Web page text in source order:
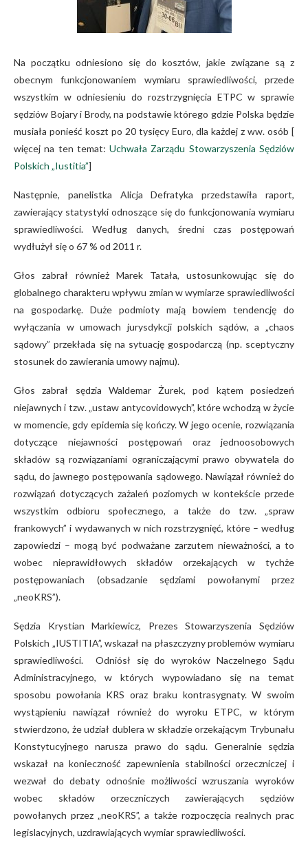
Na początku odniesiono się do kosztów, jakie związane są z
obecnym funkcjonowaniem wymiaru sprawiedliwości, przede
wszystkim w odniesieniu do rozstrzygnięcia ETPC w sprawie
sędziów Bojary i Brody, na podstawie którego gdzie Polska będzie
musiała ponieść koszt po 20 tysięcy Euro, dla każdej z ww. osób [
więcej na ten temat:Uchwała Zarządu Stowarzyszenia Sędziów
Polskich „Iustitia”]
Następnie, panelistka Alicja Defratyka przedstawiła raport,
zawierający statystyki odnoszące się do funkcjonowania wymiaru
sprawiedliwości. Według danych, średni czas postępowań
wydłużył się o 67 % od 2011 r.
Głos zabrał również Marek Tatała, ustosunkowując się do
globalnego charakteru wpływu zmian w wymiarze sprawiedliwości
na gospodarkę. Duże podmioty mają bowiem tendencję do
wyłączania w umowach jurysdykcji polskich sądów, a „chaos
sądowy” przekłada się na sytuację gospodarczą (np. sceptyczny
stosunek do zawierania umowy najmu).
Głos zabrał sędzia Waldemar Żurek, pod kątem posiedzeń
niejawnych i tzw. „ustaw antycovidowych”, które wchodzą w życie
w momencie, gdy epidemia się kończy. W jego ocenie, rozwiązania
dotyczące niejawności postępowań oraz jednoosobowych
składów są rozwiązaniami ograniczającymi prawo obywatela do
sądu, do jawnego postępowania sądowego. Nawiązał również do
rozwiązań dotyczących zażaleń poziomych w kontekście przede
wszystkim odbioru społecznego, a także do tzw. „spraw
frankowych” i wydawanych w nich rozstrzygnięć, które – według
zapowiedzi – mogą być podważane zarzutem nieważności, a to
wobec nieprawidłowych składów orzekających w tychże
postępowaniach (obsadzanie sędziami powołanymi przez
„neoKRS”).
Sędzia Krystian Markiewicz, Prezes Stowarzyszenia Sędziów
Polskich „IUSTITIA”, wskazał na płaszczyzny problemów wymiaru
sprawiedliwości. Odniósł się do wyroków Naczelnego Sądu
Administracyjnego, w których wypowiadano się na temat
sposobu powołania KRS oraz braku kontrasygnaty. W swoim
wystąpieniu nawiązał również do wyroku ETPC, w którym
stwierdzono, że udział dublera w składzie orzekającym Trybunału
Konstytucyjnego narusza prawo do sądu. Generalnie sędzia
wskazał na konieczność zapewnienia stabilności orzeczniczej i
wezwał do debaty odnośnie możliwości wzruszania wyroków
wobec składów orzeczniczych zawierających sędziów
powołanych przez „neoKRS”, a także rozpoczęcia realnych prac
legislacyjnych, uzdrawiających wymiar sprawiedliwości.